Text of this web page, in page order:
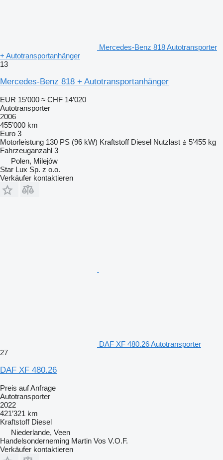
Mercedes-Benz 818 Autotransporter
+ Autotransportanhänger
13
Mercedes-Benz 818 + Autotransportanhänger
EUR 15’000 ≈ CHF 14’020
Autotransporter
2006
455’000 km
Euro 3
Motorleistung 130 PS (96 kW) Kraftstoff Diesel Nutzlast
5’455 kg
Fahrzeuganzahl 3
Polen, Milejów
Star Lux Sp. z o.o.
Verkäufer kontaktieren
DAF XF 480.26 Autotransporter
27
DAF XF 480.26
Preis auf Anfrage
Autotransporter
2022
421’321 km
Kraftstoff Diesel
Niederlande, Veen
Handelsonderneming Martin Vos V.O.F.
Verkäufer kontaktieren